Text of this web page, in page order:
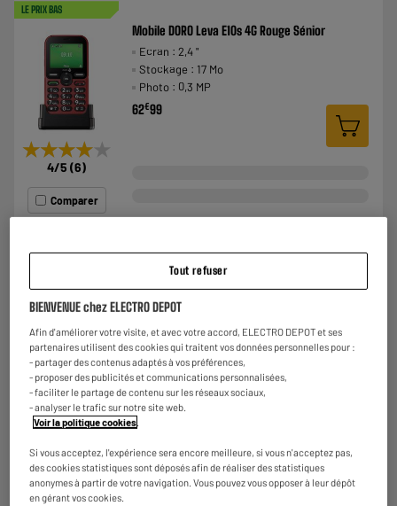
LE PRIX BAS
★★★★★
★★★★★
4/5 (6)
Comparer
Mobile DORO Leva E10s 4G Rouge Sénior
Ecran : 2,4 "
Stockage : 17 Mo
Photo : 0,3 MP
62€99
★★★★★
★★★★★
4.8/5(4)
Comparer
Ecran : 2,4 "
Stockage : 17 Mo
Photo : 0,3 MP
62 €99
Tout refuser
BIENVENUE chez ELECTRO DEPOT
Afin d'améliorer votre visite, et avec votre accord, ELECTRO DEPOT et ses
partenaires utilisent des cookies qui traitent vos données personnelles pour :
- partager des contenus adaptés à vos préférences,
- proposer des publicités et communications personnalisées,
- faciliter le partage de contenu sur les réseaux sociaux,
- analyser le trafic sur notre site web.
Voir la politique cookies
Si vous acceptez, l'expérience sera encore meilleure, si vous n'acceptez pas,
des cookies statistiques sont déposés afin de réaliser des statistiques
anonymes à partir de votre navigation. Vous pouvez vous opposer à leur dépôt
en gérant vos cookies.